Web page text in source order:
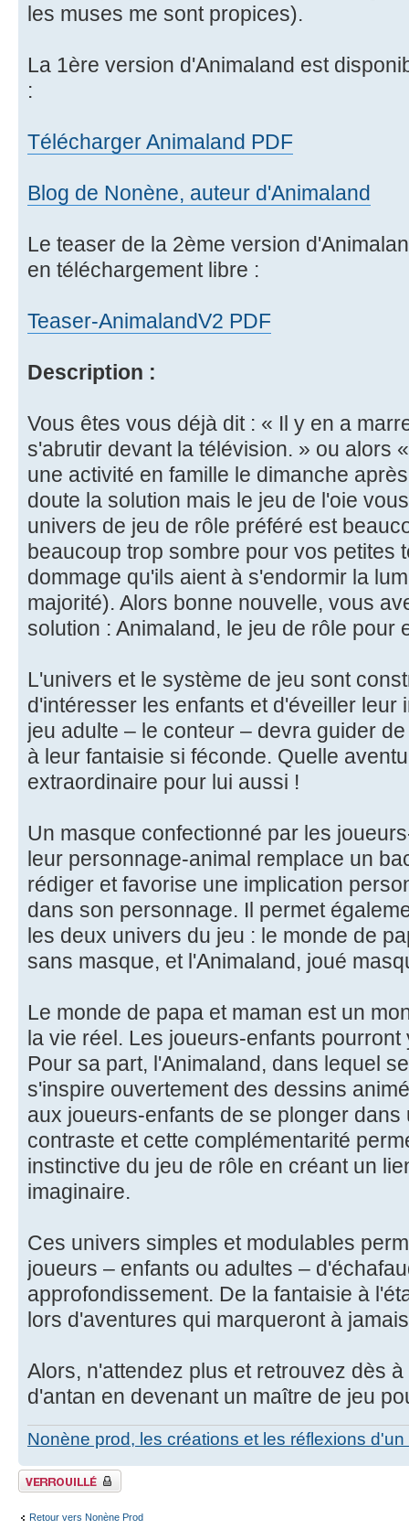
les muses me sont propices).
La 1ère version d'Animaland est
:
Télécharger Animaland PDF
Blog de Nonène, auteur d'Animaland
Le teaser de la 2ème version
en téléchargement libre :
Teaser-AnimalandV2 PDF
Description :
Vous êtes vous déjà dit : « Il y en a
s'abrutir devant la télévision. » ou alors
une activité en famille le dimanche
doute la solution mais le jeu de l'oie
univers de jeu de rôle préféré est
beaucoup trop sombre pour vos petites
dommage qu'ils aient à s'endormir la
majorité). Alors bonne nouvelle, vous
solution : Animaland, le jeu de rôle pour
L'univers et le système de jeu sont
d'intéresser les enfants et d'éveiller leur
jeu adulte – le conteur – devra guider
à leur fantaisie si féconde. Quelle
extraordinaire pour lui aussi !
Un masque confectionné par les
leur personnage-animal remplace un
rédiger et favorise une implication
dans son personnage. Il permet
les deux univers du jeu : le monde de
sans masque, et l'Animaland, joué
Le monde de papa et maman est un
la vie réel. Les joueurs-enfants
Pour sa part, l'Animaland, dans lequel
s'inspire ouvertement des dessins
aux joueurs-enfants de se plonger
contraste et cette complémentarité
instinctive du jeu de rôle en créant un
imaginaire.
Ces univers simples et modulables
joueurs – enfants ou adultes –
approfondissement. De la fantaisie à
lors d'aventures qui marqueront à
Alors, n'attendez plus et retrouvez dès
d'antan en devenant un maître de jeu
Nonène prod, les créations et les réflexions
Fil verrouillé
Retour vers Nonène Prod